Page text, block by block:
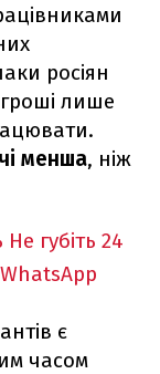
росіян
лише
менша, ніж
Не губіть 24
є
часом